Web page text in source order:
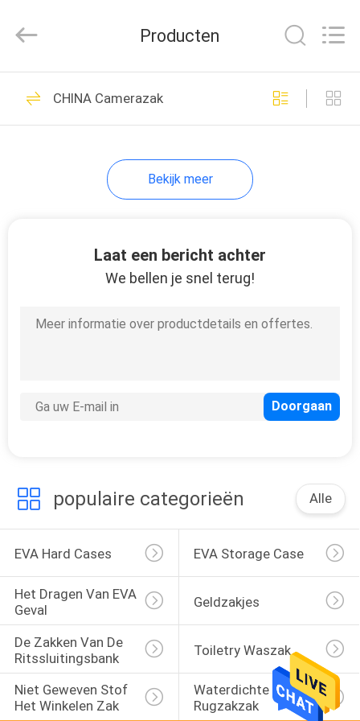
HUIS
ONGEVEER
FABRIEKSREIS
KWALITEITSCONTROLE
Reserved.
Developed
EVA Hard Cases
42
EVA Storage Case
geval
Geldzakjes
34
Producten
CHINA Camerazak
Bekijk meer
Laat een bericht achter
We bellen je snel terug!
populaire categorieën Alle
EVA Hard Cases EVA Storage Case
Het Dragen Van EVA
Geval
Geldzakjes
De Zakken Van De
Ritssluitingsbank
Toiletry Waszak
Niet Geweven Stof
Het Winkelen Zak
Waterdichte
Rugzakzak